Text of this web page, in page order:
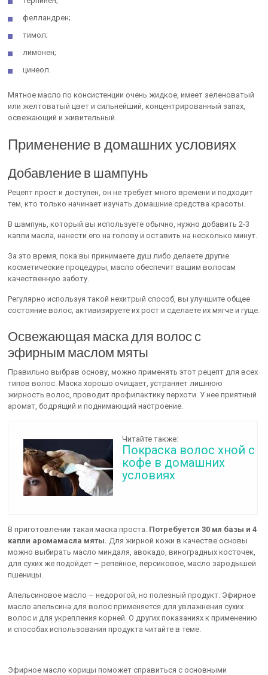
фелландрен;
тимол;
лимонен;
цинеол.
Мятное масло по консистенции очень жидкое, имеет зеленоватый
или желтоватый цвет и сильнейший, концентрированный запах,
освежающий и живительный.
Применение в домашних условиях
Добавление в шампунь
Рецепт прост и доступен, он не требует много времени и подходит
тем, кто только начинает изучать домашние средства красоты.
В шампунь, который вы используете обычно, нужно добавить 2-3
капли масла, нанести его на голову и оставить на несколько минут.
За это время, пока вы принимаете душ либо делаете другие
косметические процедуры, масло обеспечит вашим волосам
качественную заботу.
Регулярно используя такой нехитрый способ, вы улучшите общее
состояние волос, активизируете их рост и сделаете их мягче и гуще.
Освежающая маска для волос с
эфирным маслом мяты
Правильно выбрав основу, можно применять этот рецепт для всех
типов волос. Маска хорошо очищает, устраняет лишнюю
жирность волос, проводит профилактику перхоти. У нее приятный
аромат, бодрящий и поднимающий настроение.
Читайте также:
Покраска волос хной с
кофе в домашних
условиях
В приготовлении такая маска проста. Потребуется 30 мл базы и 4
капли аромамасла мяты. Для жирной кожи в качестве основы
можно выбирать масло миндаля, авокадо, виноградных косточек,
для сухих же подойдет – репейное, персиковое, масло зародышей
пшеницы.
Апельсиновое масло – недорогой, но полезный продукт. Эфирное
масло апельсина для волос применяется для увлажнения сухих
волос и для укрепления корней. О других показаниях к применению
и способах использования продукта читайте в теме.
Эфирное масло корицы поможет справиться с основными